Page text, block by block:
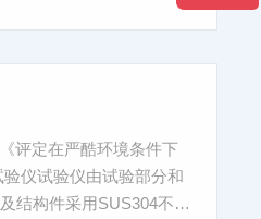
评定在严酷环境条件下
仪试验仪由试验部分和
结构件采用SUS304不锈